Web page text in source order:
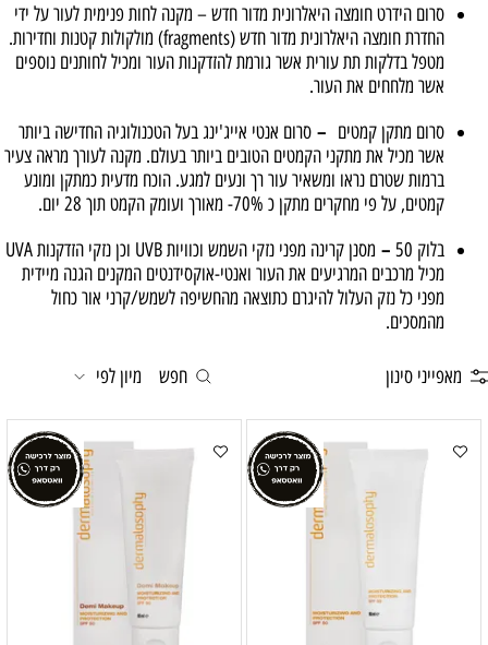
סרום הידרט חומצה היאלרונית מדור חדש – מקנה לחות פנימית לעור על ידי
החדרת חומצה היאלרונית מדור חדש (fragments) מולקולות קטנות וחדירות.
מטפל בדלקות תת עורית אשר גורמת להזדקנות העור ומכיל לחותנים נוספים
אשר מלחחים את העור.
סרום מתקן קמטים – סרום אנטי אייג'ינג בעל הטכנולוגיה החדישה ביותר
אשר מכיל את מתקני הקמטים הטובים ביותר בעולם. מקנה לעורך מראה צעיר
ברמות שטרם נראו ומשאיר עור רך ונעים למגע. הוכח מדעית כמתקן ומונע
קמטים, על פי מחקרים מתקן כ 70%- מאורך ועומק הקמט תוך 28 יום.
בלוק 50
– מסנן קרינה מפני נזקי השמש וכוויות UVB וכן נזקי הזדקנות UVA
מכיל מרכבים המרגיעים את העור ואנטי-אוקסידנטים המקנים הגנה מיידית
מפני כל נזק העלול להיגרם כתוצאה מהחשיפה לשמש/קרני אור כחול
מהמסכים.
מאפייני סינון חפש מיון לפי